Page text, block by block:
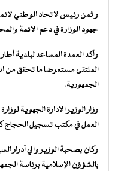
و ثمن رئيس لاتحاد الوطني
جهود الوزارة في دعم الائمة
وأكد العمدة المساعد لبلدية
الملتقى مستعرضا ما تحقق من
الجمهورية.
وزار الوزير الادارة الجهوية
العمل في مكتب تسجيل الحجاج
وكان بصحبة الوزير والي آدرار
بالشؤؤن الإسلامية برئاسة